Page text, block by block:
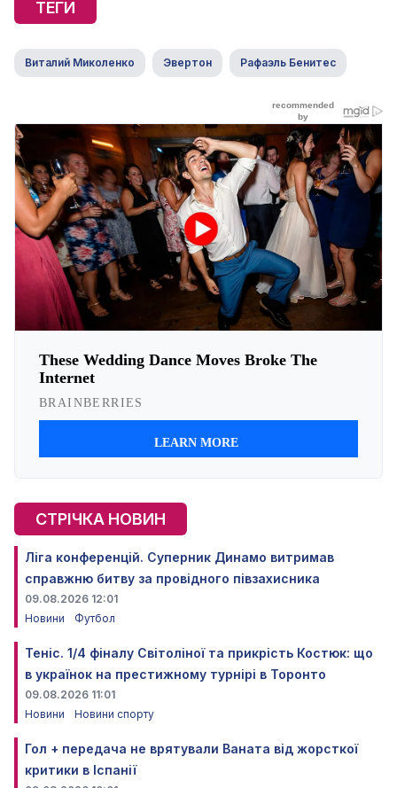
ТЕГИ
Виталий Миколенко Эвертон Рафаэль Бенитес
СТРІЧКА НОВИН
Ліга конференцій. Суперник Динамо витримав
справжню битву за провідного півзахисника
09.08.2026 12:01
Новини
Футбол
Теніс. 1/4 фіналу Світоліної та прикрість Костюк: що
в українок на престижному турнірі в Торонто
09.08.2026 11:01
Новини
Новини спорту
Гол + передача не врятували Ваната від жорсткої
критики в Іспанії